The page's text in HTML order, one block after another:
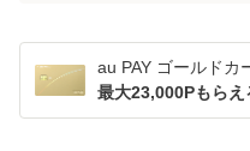
au PAY ゴールドカ
最大23,000Pもら